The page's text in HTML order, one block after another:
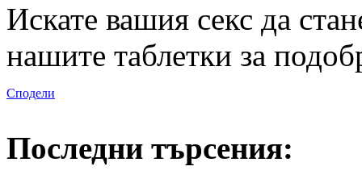
Искате вашия секс да
нашите таблетки за
Сподели
Последни търсения: